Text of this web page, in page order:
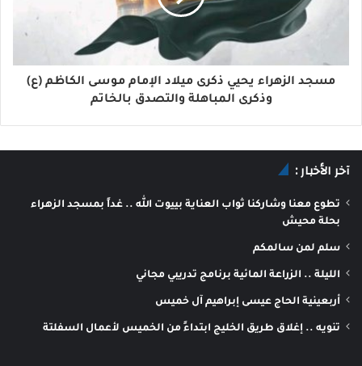
مسجد الزهراء يحيي ذكرى ميلاد الإمام موسى الكاظم (ع)
وذكرى المباهلة والتصدق بالخاتم
آخر الأخبار :
تطوع معنا وشاركنا ثواب العناية بييوت الله .. غداً بمسجد الزهراء
بحلة محيش
سلم لمن سالمكم
الليلة .. الزراعة المائية برنامج تدريبي مجاني
أربعينية الحاج عيسى إبراهيم آل خميس
تنويه .. إغلاق طريق الخليج ابتداءً من الخميس لأعمال السفلتة